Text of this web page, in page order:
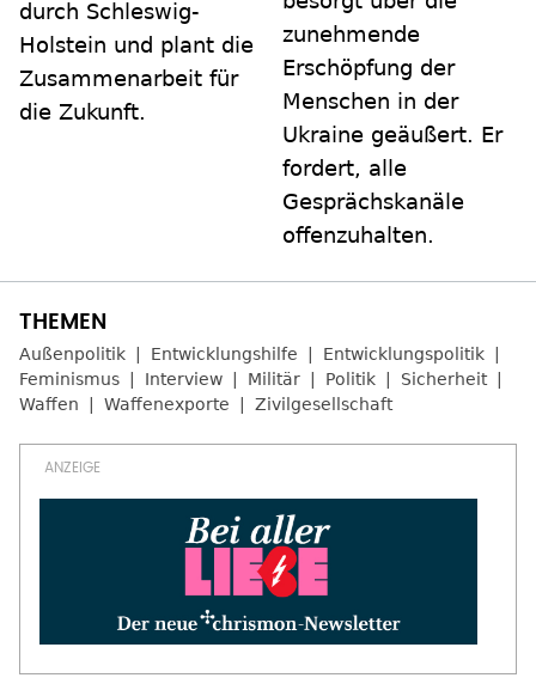
durch Schleswig-
Holstein und plant die
Zusammenarbeit für
die Zukunft.
zunehmende
Erschöpfung der
Menschen in der
Ukraine geäußert. Er
fordert, alle
Gesprächskanäle
offenzuhalten.
Außenpolitik Entwicklungshilfe
Entwicklungspolitik
Feminismus
Interview Militär Politik
Sicherheit
Waffen
Waffenexporte Zivilgesellschaft